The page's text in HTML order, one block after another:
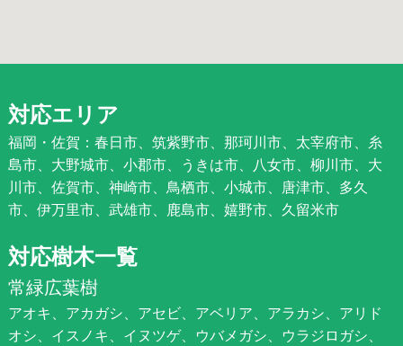
対応エリア
福岡・佐賀：春日市、筑紫野市、那珂川市、太宰府市、糸
島市、大野城市、小郡市、うきは市、八女市、柳川市、大
川市、佐賀市、神崎市、鳥栖市、小城市、唐津市、多久
市、伊万里市、武雄市、鹿島市、嬉野市、久留米市
対応樹木一覧
常緑広葉樹
アオキ、アカガシ、アセビ、アベリア、アラカシ、アリド
オシ、イスノキ、イヌツゲ、ウバメガシ、ウラジロガシ、